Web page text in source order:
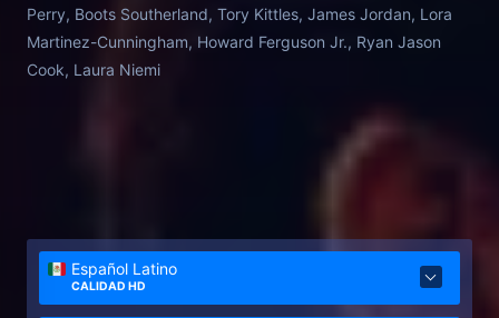
Perry, Boots Southerland, Tory Kittles, James Jordan, Lora
Martinez-Cunningham, Howard Ferguson Jr., Ryan Jason
Cook, Laura Niemi
Español Latino
CALIDAD HD